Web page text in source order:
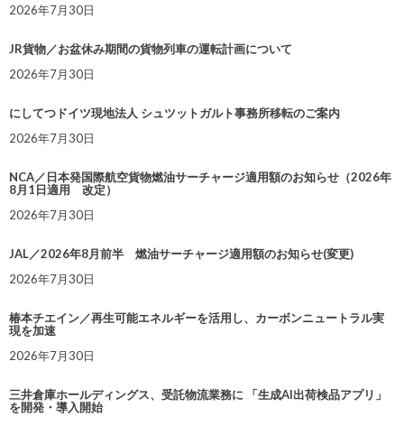
2026年7月30日
JR貨物／お盆休み期間の貨物列車の運転計画について
2026年7月30日
にしてつドイツ現地法人 シュツットガルト事務所移転のご案内
2026年7月30日
NCA／日本発国際航空貨物燃油サーチャージ適用額のお知らせ（2026年
8月1日適用 改定）
2026年7月30日
JAL／2026年8月前半 燃油サーチャージ適用額のお知らせ(変更)
2026年7月30日
椿本チエイン／再生可能エネルギーを活用し、カーボンニュートラル実
現を加速
2026年7月30日
三井倉庫ホールディングス、受託物流業務に 「生成AI出荷検品アプリ」
を開発・導入開始